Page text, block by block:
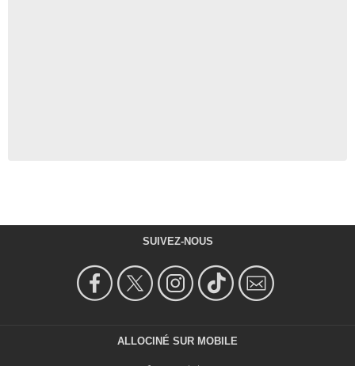
SUIVEZ-NOUS
ALLOCINÉ SUR MOBILE